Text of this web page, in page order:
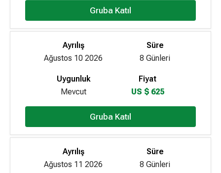
Gruba Katıl
Ayrılış
Ağustos 10 2026
Süre
8 Günleri
Uygunluk
Mevcut
Fiyat
US $ 625
Gruba Katıl
Ayrılış
Ağustos 11 2026
Süre
8 Günleri